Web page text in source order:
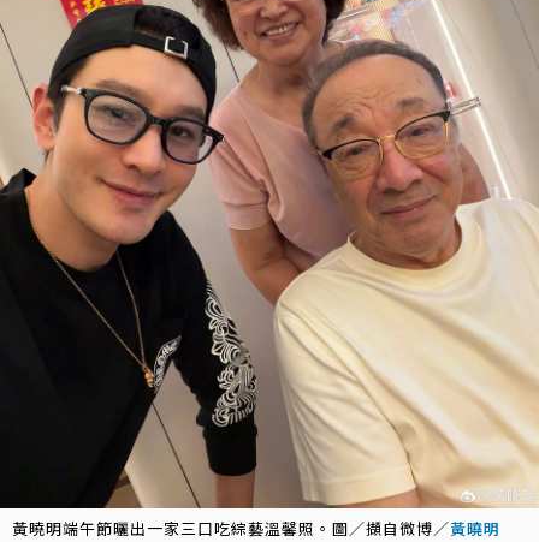
黃曉明端午節曬出一家三口吃綜藝溫馨照。圖／擷自微博／黃曉明